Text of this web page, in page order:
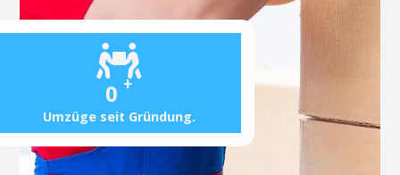
0 +
Umzüge seit Gründung.